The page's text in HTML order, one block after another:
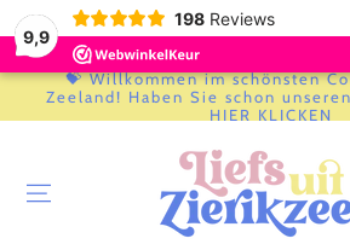
9,9
198 Reviews
ZUM INHALT
SPRINGEN
💝 Willkommen im schönsten
Zeeland! Haben Sie schon
HIER KLICKEN